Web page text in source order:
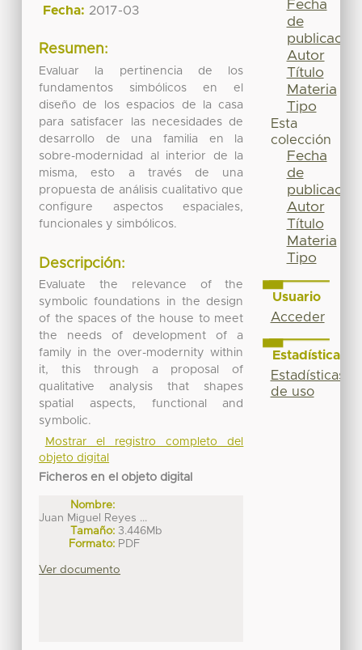
Fecha: 2017-03
Resumen:
Evaluar la pertinencia de los
fundamentos simbólicos en el
diseño de los espacios de la casa
para satisfacer las necesidades de
desarrollo de una familia en la
sobre-modernidad al interior de la
misma, esto a través de una
propuesta de análisis cualitativo que
configure aspectos espaciales,
funcionales y simbólicos.
Descripción:
Evaluate the relevance of the
symbolic foundations in the design
of the spaces of the house to meet
the needs of development of a
family in the over-modernity within
it, this through a proposal of
qualitative analysis that shapes
spatial aspects, functional and
symbolic.
Mostrar el registro completo del
objeto digital
Ficheros en el objeto digital
Nombre:
Juan Miguel Reyes ...
Tamaño: 3.446Mb
Formato: PDF
Ver documento
Fecha
de
publicación
Autor
Título
Materia
Tipo
Esta
colección
Fecha
de
publicación
Autor
Título
Materia
Tipo
Usuario
Acceder
Estadísticas
Estadísticas
de uso